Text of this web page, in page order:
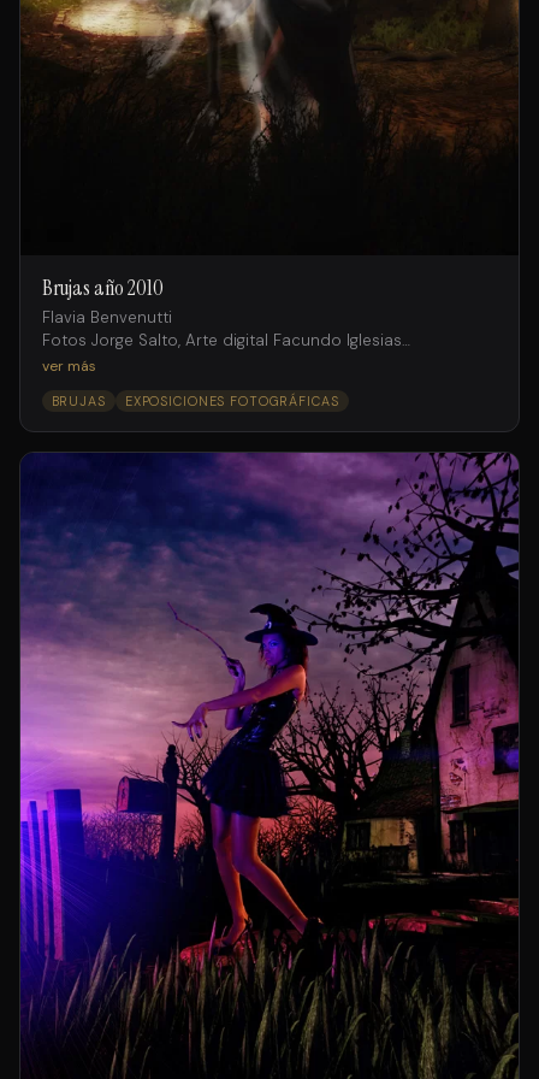
Brujas año 2010
Flavia Benvenutti
Fotos Jorge Salto, Arte digital Facundo Iglesias
Agencia Internacional Models
Producción
Mariana Solís
Asistentes de producción
Gustavo D’andraia
Jorge Salto (h)
Bea Belaustegui
para Purpura Hair Space
ver más
BRUJAS EXPOSICIONES FOTOGRÁFICAS